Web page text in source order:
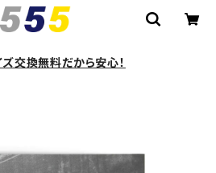
交換無料だから安心！